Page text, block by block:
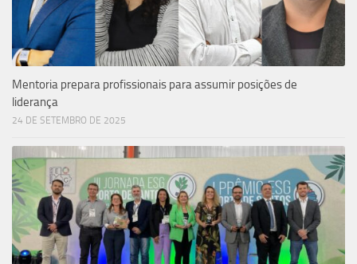
Mentoria prepara profissionais para assumir posições de
liderança
24 DE SETEMBRO DE 2025